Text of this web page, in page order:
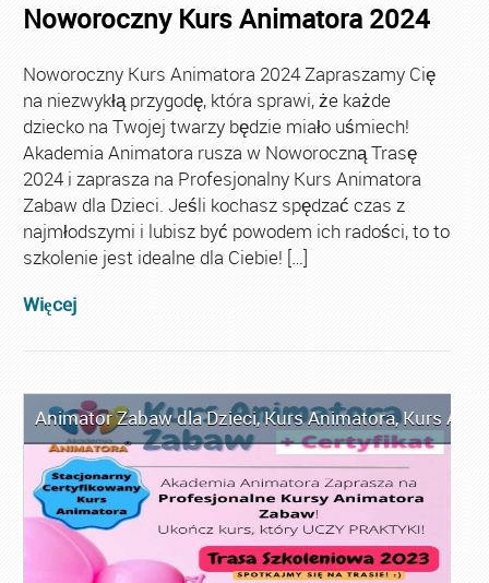
Noworoczny Kurs Animatora 2024
Noworoczny Kurs Animatora 2024 Zapraszamy Cię
na niezwykłą przygodę, która sprawi, że każde
dziecko na Twojej twarzy będzie miało uśmiech!
Akademia Animatora rusza w Noworoczną Trasę
2024 i zaprasza na Profesjonalny Kurs Animatora
Zabaw dla Dzieci. Jeśli kochasz spędzać czas z
najmłodszymi i lubisz być powodem ich radości, to to
szkolenie jest idealne dla Ciebie! […]
Więcej
Animator Zabaw dla Dzieci,Kurs Animatora,Kurs